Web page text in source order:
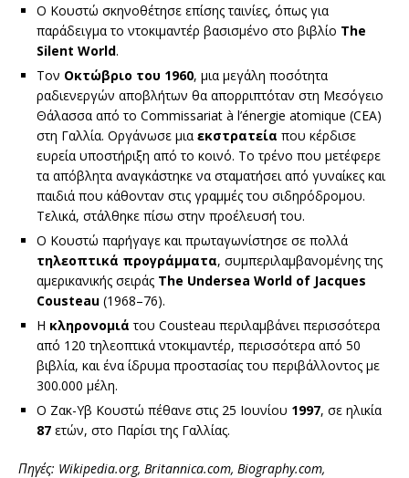
Ο Κουστώ σκηνοθέτησε επίσης ταινίες, όπως για
παράδειγμα το ντοκιμαντέρ βασισμένο στο βιβλίο The
Silent World.
Τον Οκτώβριο του 1960, μια μεγάλη ποσότητα
ραδιενεργών αποβλήτων θα απορριπτόταν στη Μεσόγειο
Θάλασσα από το Commissariat à l’énergie atomique (CEA)
στη Γαλλία. Οργάνωσε μια εκστρατεία που κέρδισε
ευρεία υποστήριξη από το κοινό. Το τρένο που μετέφερε
τα απόβλητα αναγκάστηκε να σταματήσει από γυναίκες και
παιδιά που κάθονταν στις γραμμές του σιδηρόδρομου.
Τελικά, στάλθηκε πίσω στην προέλευσή του.
Ο Κουστώ παρήγαγε και πρωταγωνίστησε σε πολλά
τηλεοπτικά προγράμματα, συμπεριλαμβανομένης της
αμερικανικής σειράς The Undersea World of Jacques
Cousteau (1968–76).
Η κληρονομιά του Cousteau περιλαμβάνει περισσότερα
από 120 τηλεοπτικά ντοκιμαντέρ, περισσότερα από 50
βιβλία, και ένα ίδρυμα προστασίας του περιβάλλοντος με
300.000 μέλη.
Ο Ζακ-Υβ Κουστώ πέθανε στις 25 Ιουνίου 1997, σε ηλικία
87 ετών, στο Παρίσι της Γαλλίας.
Πηγές: Wikipedia.org, Britannica.com, Biography.com,